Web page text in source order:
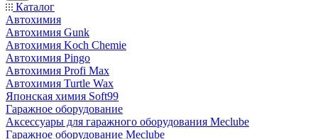
Каталог
Автохимия
Автохимия Gunk
Автохимия Koch Chemie
Автохимия Pingo
Автохимия Profi Max
Автохимия Turtle Wax
Японская химия Soft99
Гаражное оборудование
Аксессуары для гаражного оборудования Meclube
Гаражное оборудование Meclube